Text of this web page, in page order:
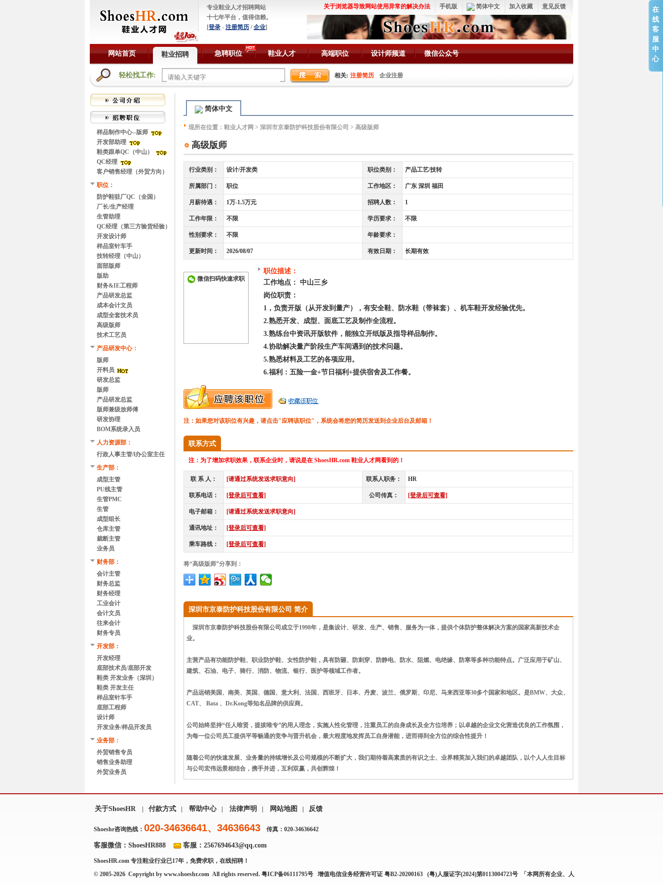
专业鞋业人才招聘网站
十七年平台，值得信赖。
[登录 - 注册简历 /企业]
意见反馈
加入收藏
简体中文
手机版
关于浏览器导致网站使用异常的解决办法
网站首页 鞋业招聘 急聘职位 鞋业人才 高端职位 设计师频道 微信公众号
轻松找工作: 相关: 注册简历 企业注册
简体中文
现所在位置： 鞋业人才网 > 深圳市京泰防护科技股份有限公司 > 高级版师
高级版师
行业类别： 设计/开发类 职位类别： 产品工艺/技转
所属部门： 职位 工作地区： 广东 深圳 福田
月薪待遇： 1万-1.5万元 招聘人数： 1
工作年限： 不限 学历要求： 不限
性别要求： 不限 年龄要求：
更新时间： 2026/08/07 有效日期： 长期有效
微信扫码快速求职
职位描述：
工作地点： 中山三乡
岗位职责：
1，负责开版（从开发到量产），有安全鞋、防水鞋（带袜套）、机车鞋开发经验优先。
2.熟悉开发、成型、面底工艺及制作全流程。
3.熟练台中资讯开版软件，能独立开纸版及指导样品制作。
4.协助解决量产阶段生产车间遇到的技术问题。
5.熟悉材料及工艺的各项应用。
6.福利：五险一金+节日福利+提供宿舍及工作餐。
注：如果您对该职位有兴趣，请点击"应聘该职位"，系统会将您的简历发送到企业后台及邮箱！
联系方式
注： 为了增加求职效果，联系企业时，请说是在 ShoesHR.com 鞋业人才网看到的！
联 系 人： [请通过系统发送求职意向] 联系人职务： HR
联系电话： [登录后可查看] 公司传真： [登录后可查看]
电子邮箱： [请通过系统发送求职意向]
通讯地址： [登录后可查看]
乘车路线： [登录后可查看]
将“高级版师”分享到：
深圳市京泰防护科技股份有限公司 简介
深圳市京泰防护科技股份有限公司成立于1998年，是集设计、研发、生产、销售、服务为一体，提供个体防护整体解决方案的国家高新技术企
业。
主营产品有功能防护鞋、职业防护鞋、女性防护鞋，具有防砸、防刺穿、防静电、防水、阻燃、电绝缘、防寒等多种功能特点。广泛应用于矿山、
建筑、石油、电子、骑行、消防、物流、银行、医护等领域工作者。
产品远销美国、南美、英国、德国、意大利、法国、西班牙、日本、丹麦、波兰、俄罗斯、印尼、马来西亚等30多个国家和地区。是BMW、大众、
CAT、 Bata 、Dr.Kong等知名品牌的供应商。
公司始终坚持“任人唯贤，提拔唯专”的用人理念，实施人性化管理，注重员工的自身成长及全方位培养；以卓越的企业文化营造优良的工作氛围，
为每一位公司员工提供平等畅通的竞争与晋升机会，最大程度地发挥员工自身潜能，进而得到全方位的综合性提升！
随着公司的快速发展、业务量的持续增长及公司规模的不断扩大，我们期待着高素质的有识之士、业界精英加入我们的卓越团队，以个人人生目标
与公司宏伟远景相结合，携手并进，互利双赢，共创辉煌！
样品制作中心--版师
开发部助理
鞋类跟单QC（中山）
QC经理
客户销售经理（外贸方向）
职位：
防护鞋驻厂QC（全国）
厂长/生产经理
生管助理
QC经理（第三方验货经验）
开发设计师
样品室针车手
技转经理（中山）
面部版师
版助
财务&IE工程师
产品研发总监
成本会计文员
成型全套技术员
高级版师
技术工艺员
产品研发中心：
版师
开料员
研发总监
版师
产品研发总监
版师兼级放师傅
研发协理
BOM系统录入员
人力资源部：
行政人事主管/l办公室主任
（中山）
生产部：
成型主管
PU线主管
生管PMC
生管
成型组长
仓库主管
裁断主管
业务员
财务部：
会计主管
财务总监
财务经理
工业会计
会计文员
往来会计
财务专员
开发部：
开发经理
底部技术员/底部开发
鞋类 开发业务（深圳）
鞋类 开发主任
样品室针车手
底部工程师
设计师
开发业务/样品开发员
业务部：
外贸销售专员
销售业务助理
外贸业务员
在
线
客
服
中
心
关于ShoesHR 付款方式 帮助中心 法律声明 网站地图 反馈
Shoeshr咨询热线： 020-34636641、34636643 传真：020-34636642
客服微信：ShoesHR888 客服：2567694643@qq.com
ShoesHR.com 专注鞋业行业已17年，免费求职，在线招聘！
© 2005-2026 Copyright by www.shoeshr.com All rights reserved. 粤ICP备06111795号 增值电信业务经营许可证 粤B2-20200163 (粤)人服证字(2024)第0113004723号 「本网所有企业、人